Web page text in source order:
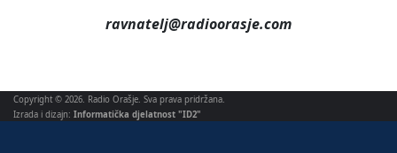
ravnatelj@radioorasje.com
Copyright © 2026. Radio Orašje. Sva prava pridržana.
Izrada i dizajn: Informatička djelatnost "ID2"